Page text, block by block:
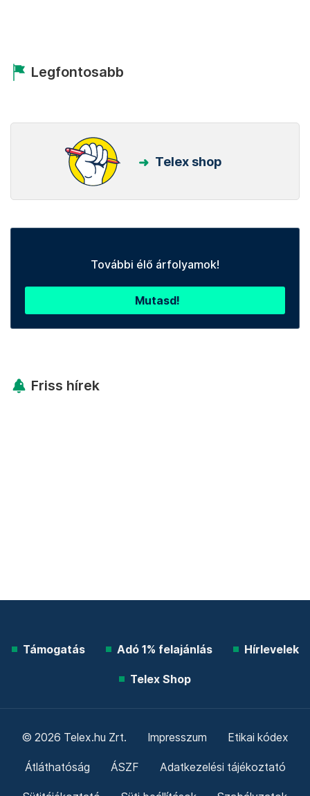
Legfontosabb
Telex shop
További élő árfolyamok!
Mutasd!
Friss hírek
Támogatás Adó 1% felajánlás Hírlevelek
Telex Shop
© 2026 Telex.hu Zrt. Impresszum Etikai kódex
Átláthatóság ÁSZF Adatkezelési tájékoztató